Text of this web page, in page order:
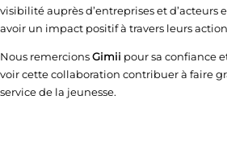
visibilité auprès d’entreprises et
avoir un impact positif à travers leurs
Nous remercionsGimii pour sa confiance
voir cette collaboration contribuer à faire
service de la jeunesse.